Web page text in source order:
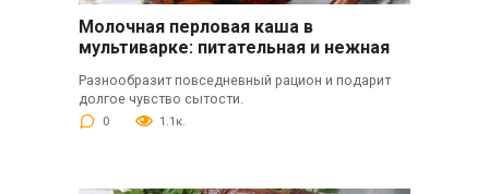
Молочная перловая каша в
мультиварке: питательная и нежная
Разнообразит повседневный рацион и подарит
долгое чувство сытости.
0 1.1к.